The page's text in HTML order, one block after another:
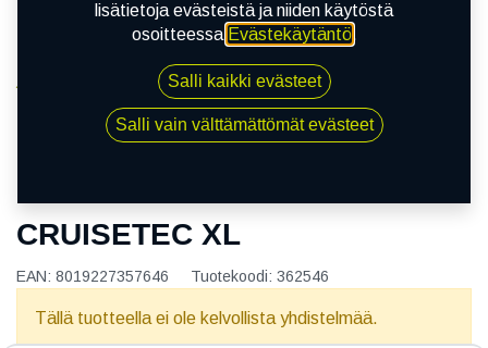
130/90R16 73H METZELER CRUISETEC XL
CRUISETEC XL
EAN: 8019227357646 Tuotekoodi: 362546
Tällä tuotteella ei ole kelvollista yhdistelmää.
lisätietoja evästeistä ja niiden käytöstä
osoitteessa Evästekäytäntö.
Salli kaikki evästeet
Salli vain välttämättömät evästeet